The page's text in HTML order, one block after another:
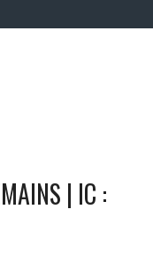
| IC :